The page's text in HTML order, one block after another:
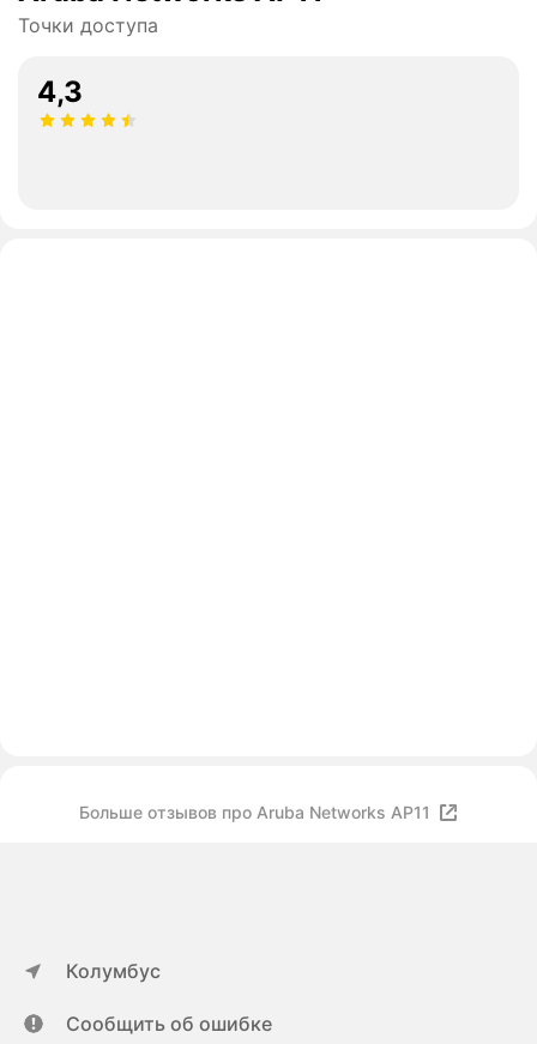
Точки доступа
4,3
Больше отзывов про Aruba Networks AP11
Колумбус
Сообщить об ошибке